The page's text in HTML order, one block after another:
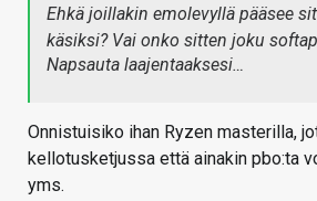
Ehkä joillakin emolevyllä pääsee
käsiksi? Vai onko sitten joku
Napsauta laajentaaksesi…
Onnistuisiko ihan Ryzen masterilla,
kellotusketjussa että ainakin pbo:ta
yms.